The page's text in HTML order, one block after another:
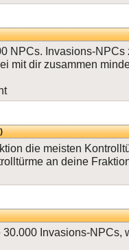
NPCs. Invasions-NPCs
mit dir zusammen
die meisten
an deine
Invasions-NPCs,